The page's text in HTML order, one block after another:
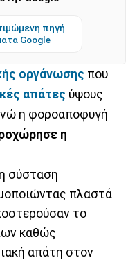
πηγή
Google
οργάνωσης που
απάτες ύψους
η φοροαποφυγή
η
σύσταση
πλαστά
το
καθώς
απάτη στον